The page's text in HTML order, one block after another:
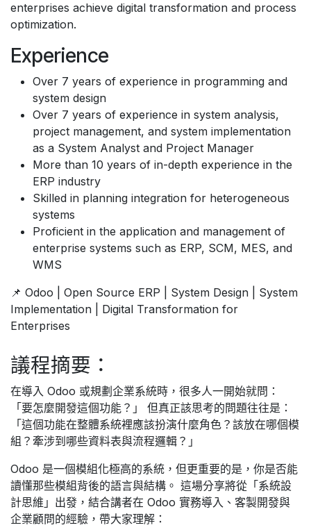
enterprises achieve digital transformation and process
optimization.
Experience
Over 7 years of experience in programming and
system design
Over 7 years of experience in system analysis,
project management, and system implementation
as a System Analyst and Project Manager
More than 10 years of in-depth experience in the
ERP industry
Skilled in planning integration for heterogeneous
systems
Proficient in the application and management of
enterprise systems such as ERP, SCM, MES, and
WMS
📌 Odoo | Open Source ERP | System Design | System
Implementation | Digital Transformation for
Enterprises
議程摘要：
在導入 Odoo 或規劃企業系統時，很多人一開始就問：
「要怎麼開發這個功能？」 但真正該思考的問題往往是：
「這個功能在整體系統裡應該扮演什麼角色？該放在哪個模
組？牽涉到哪些資料表與流程邏輯？」
Odoo 是一個模組化極高的系統，但更重要的是，你是否能
讀懂那些模組背後的語言與結構。 這場分享將從「系統設
計思維」出發，結合講者在 Odoo 實務導入、客製開發與
企業顧問的經驗，帶大家理解：